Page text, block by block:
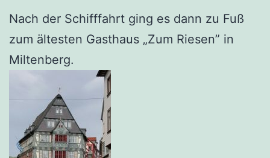
Nach der Schifffahrt ging es dann zu Fuß
zum ältesten Gasthaus „Zum Riesen” in
Miltenberg.